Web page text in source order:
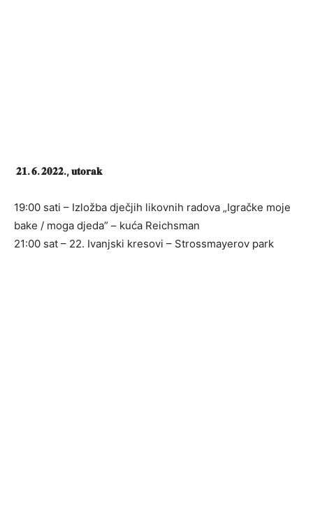
𝟐𝟏. 𝟔. 𝟐𝟎𝟐𝟐., 𝐮𝐭𝐨𝐫𝐚𝐤
19:00 sati – Izložba dječjih likovnih radova „Igračke moje
bake / moga djeda” – kuća Reichsman
21:00 sat – 22. Ivanjski kresovi – Strossmayerov park